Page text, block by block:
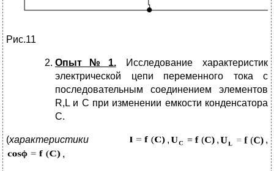
Рис.11
Опыт№1.Исследование характеристик
электрической цепи переменного тока с
последовательным соединением элементов
R,L и C при изменении емкости конденсатора
С.
(характеристики , ,
,
,